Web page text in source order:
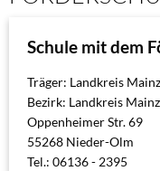
Schule mit dem
Träger: Landkreis
Bezirk: Landkreis
Oppenheimer Str. 69
55268 Nieder-Olm
Tel.: 06136 - 2395